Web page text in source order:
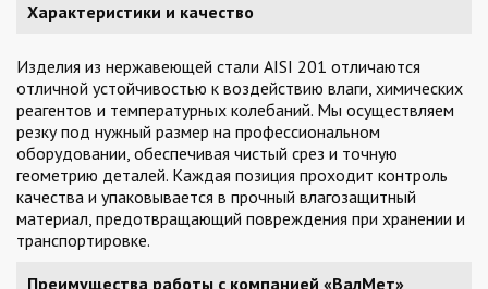
Характеристики и качество
Изделия из нержавеющей стали AISI 201 отличаются
отличной устойчивостью к воздействию влаги, химических
реагентов и температурных колебаний. Мы осуществляем
резку под нужный размер на профессиональном
оборудовании, обеспечивая чистый срез и точную
геометрию деталей. Каждая позиция проходит контроль
качества и упаковывается в прочный влагозащитный
материал, предотвращающий повреждения при хранении и
транспортировке.
Преимущества работы с компанией «ВалМет»